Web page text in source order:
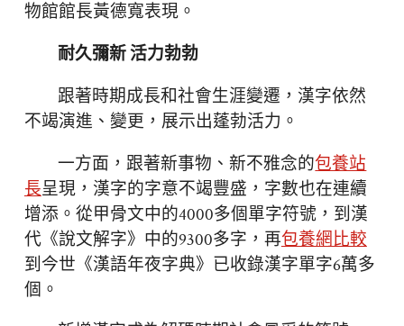
物館館長黃德寬表現。
耐久彌新 活力勃勃
跟著時期成長和社會生涯變遷，漢字依然
不竭演進、變更，展示出蓬勃活力。
一方面，跟著新事物、新不雅念的包養站
長呈現，漢字的字意不竭豐盛，字數也在連續
增添。從甲骨文中的4000多個單字符號，到漢
代《說文解字》中的9300多字，再包養網比較
到今世《漢語年夜字典》已收錄漢字單字6萬多
個。